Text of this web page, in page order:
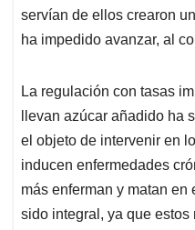
servían de ellos crearon
ha impedido avanzar, al
La regulación con tasas
llevan azúcar añadido ha
el objeto de intervenir en
inducen enfermedades
más enferman y matan en
sido integral, ya que estos